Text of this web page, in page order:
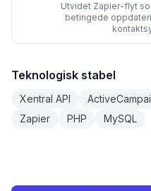
Utvidet Zapier-flyt
betingede
Teknologisk stabel
Xentral API
Zapier
PHP MySQL